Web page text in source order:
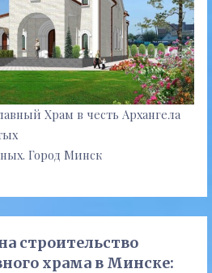
Храм в честь Архангела
Город Минск
строительство
храма в Минске: